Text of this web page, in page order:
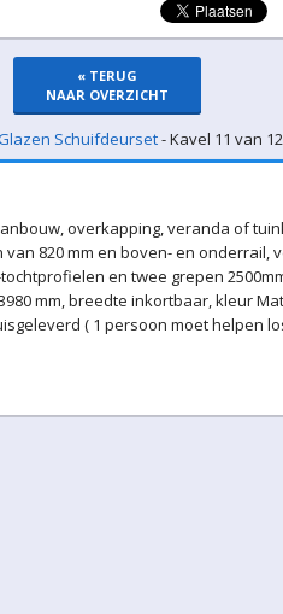
« TERUG
NAAR OVERZICHT
Schuifdeurset- Kavel 11 van
overkapping, veranda of
820 mm en boven- en onderrail,
en twee grepen
mm, breedte inkortbaar, kleur
( 1 persoon moet helpen